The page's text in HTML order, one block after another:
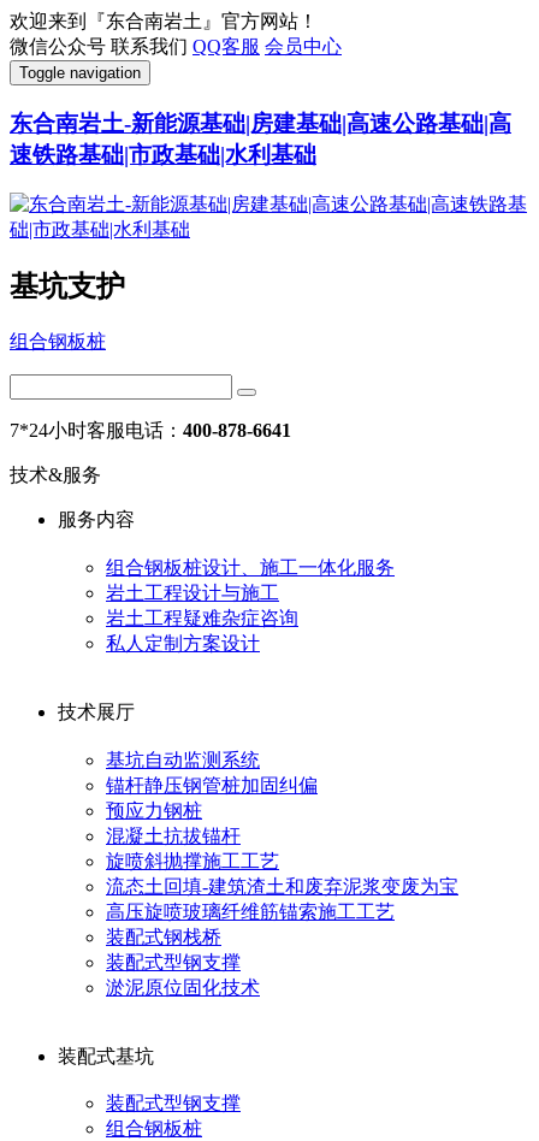
欢迎来到『东合南岩土』官方网站！
微信公众号 联系我们 QQ客服 会员中心
Toggle navigation
东合南岩土-新能源基础|房建基础|高速公路基础|高
速铁路基础|市政基础|水利基础
基坑支护
组合钢板桩
7*24小时客服电话： 400-878-6641
技术&服务
服务内容
组合钢板桩设计、施工一体化服务
岩土工程设计与施工
岩土工程疑难杂症咨询
私人定制方案设计
技术展厅
基坑自动监测系统
锚杆静压钢管桩加固纠偏
预应力钢桩
混凝土抗拔锚杆
旋喷斜抛撑施工工艺
流态土回填-建筑渣土和废弃泥浆变废为宝
高压旋喷玻璃纤维筋锚索施工工艺
装配式钢栈桥
装配式型钢支撑
淤泥原位固化技术
装配式基坑
装配式型钢支撑
组合钢板桩